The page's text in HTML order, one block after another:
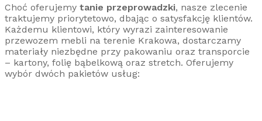
Choć oferujemy tanie przeprowadzki, nasze zlecenie
traktujemy priorytetowo, dbając o satysfakcję klientów.
Każdemu klientowi, który wyrazi zainteresowanie
przewozem mebli na terenie Krakowa, dostarczamy
materiały niezbędne przy pakowaniu oraz transporcie
– kartony, folię bąbelkową oraz stretch. Oferujemy
wybór dwóch pakietów usług: